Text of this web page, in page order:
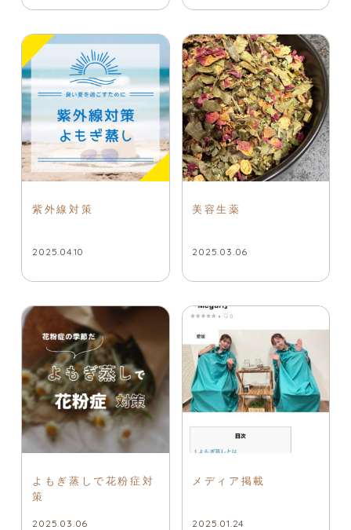
紫外線対策
2025.04.10
美容生薬
2025.03.06
よもぎ蒸しで花粉症対
策
2025.03.06
メディア掲載
2025.01.24